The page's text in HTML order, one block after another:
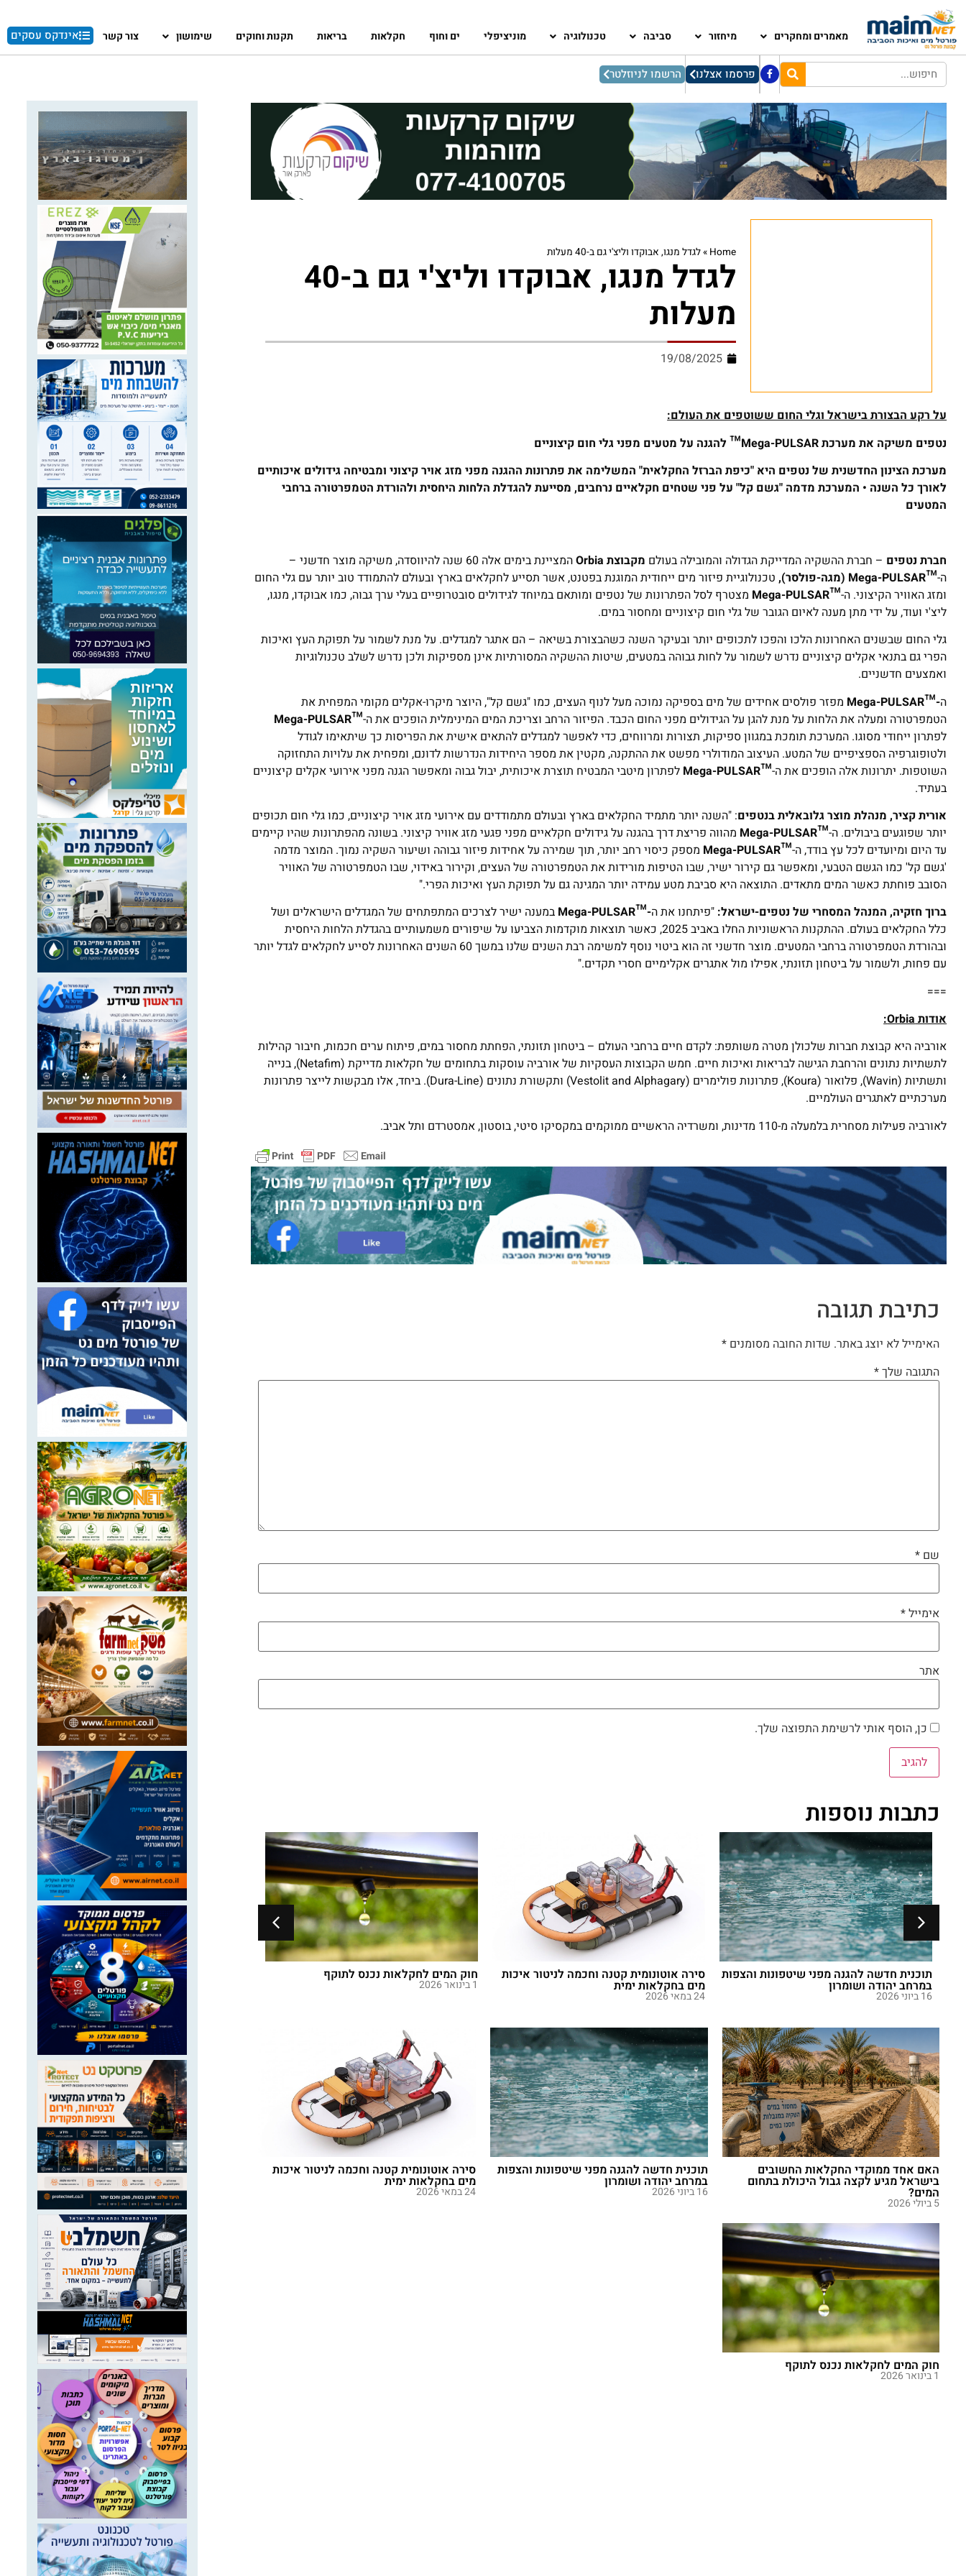
מאמרים ומחקרים מיחזור סביבה טכנולוגיה מוניציפלי ים וחוף חקלאות בריאות תקנות וחוקים שימושון צור קשר אינדקס עסקים
פרסמו אצלנו הרשמו לניוזלטר
Home
»לגדל מנגו, אבוקדו וליצ'י גם ב-40 מעלות
לגדל מנגו, אבוקדו וליצ'י גם ב-40
מעלות
19/08/2025
על רקע הבצורת בישראל וגלי החום ששוטפים את העולם:
נטפים משיקה את מערכתMega-PULSAR™
להגנה על מטעים מפני גלי חום קיצוניים
מערכת הצינון החדשנית של נטפים היא "כיפת הברזל החקלאית" המשלימה את פתרונות ההגנה מפני מזג אויר קיצוני ומבטיחה גידולים איכותיים
לאורך כל השנה • המערכת מדמה "גשם קל" על פני שטחים חקלאיים נרחבים, מסייעת להגדלת הלחות היחסית ולהורדת הטמפרטורה ברחבי
המטעים
חברת נטפים – חברת ההשקיה המדייקת הגדולה והמובילה בעולם מקבוצת Orbia
המציינת בימים אלה 60 שנה להיווסדה, משיקה מוצר חדשני –
ה-™
Mega-PULSAR (מגה-פולסר), טכנולוגיית פיזור מים ייחודית המוגנת בפטנט, אשר תסייע לחקלאים בארץ ובעולם להתמודד טוב יותר עם גלי החום
ומזג האוויר הקיצוני. ה-™
Mega-PULSAR מצטרף לסל הפתרונות של נטפים ומותאם במיוחד לגידולים סובטרופיים בעלי ערך גבוה, כמו אבוקדו, מנגו,
ליצ'י ועוד, על ידי מתן מענה לאיום הגובר של גלי חום קיצוניים ומחסור במים.
גלי החום שבשנים האחרונות הלכו והפכו לתכופים יותר ובעיקר השנה כשהבצורת בשיאה – הם אתגר למגדלים. על מנת לשמור על תפוקת העץ ואיכות
הפרי גם בתנאי אקלים קיצוניים נדרש לשמור על לחות גבוהה במטעים, שיטות ההשקיה המסורתיות אינן מספיקות ולכן נדרש לשלב טכנולוגיות
ואמצעים חדשניים.
ה-™
Mega-PULSAR מפזר פולסים אחידים של מים בספיקה נמוכה מעל לנוף העצים, כמו "גשם קל", היוצר מיקרו-אקלים מקומי המפחית את
הטמפרטורה ומעלה את הלחות על מנת להגן על הגידולים מפני החום הכבד. הפיזור הרחב וצריכת המים המינימלית הופכים את ה-™
Mega-PULSAR
לפתרון ייחודי מסוגו. המערכת תומכת במגוון ספיקות, תצורות ומרווחים, כדי לאפשר למגדלים להתאים אישית את הפריסות כך שיתאימו לגודל
ולטופוגרפיה הספציפיים של המטע. העיצוב המודולרי מפשט את ההתקנה, מקטין את מספר היחידות הנדרשות לדונם, ומפחית את עלויות התחזוקה
השוטפות. יתרונות אלה הופכים את ה-™
Mega-PULSAR לפתרון מיטבי המבטיח תוצרת איכותית, יבול גבוה ומאפשר הגנה מפני אירועי אקלים קיצוניים
בעתיד.
אורית קציר, מנהלת מוצר גלובאלית בנטפים: "השנה יותר מתמיד החקלאים בארץ ובעולם מתמודדים עם אירועי מזג אויר קיצוניים, כמו גלי חום תכופים
יותר שפוגעים ביבולים. ה-™
Mega-PULSAR מהווה פריצת דרך בהגנה על גידולים חקלאיים מפני פגעי מזג אוויר קיצוני. בשונה מהפתרונות שהיו קיימים
עד היום ומיועדים לכל עץ בודד, ה-™
Mega-PULSAR מספק כיסוי רחב יותר, תוך שמירה על אחידות פיזור גבוהה ושיעור השקיה נמוך. המוצר מדמה
'גשם קל' כמו הגשם הטבעי, ומאפשר גם קירור ישיר, שבו הטיפות מורידות את הטמפרטורה של העצים, וקירור באידוי, שבו הטמפרטורה של האוויר
הסובב פוחתת כאשר המים מתאדים. התוצאה היא סביבת מטע עמידה יותר המגינה גם על תפוקת העץ ואיכות הפרי."
ברוך חזקיה, המנהל המסחרי של נטפים-ישראל: "פיתחנו את ה-™
Mega-PULSAR במענה ישיר לצרכים המתפתחים של המגדלים הישראלים ושל
כלל החקלאים בעולם. ההתקנות הראשוניות החלו באביב 2025, כאשר תוצאות מוקדמות הצביעו על שיפורים משמעותיים בהגדלת הלחות היחסית
ובהורדת הטמפרטורה ברחבי המטעים. מוצר חדשני זה הוא ביטוי נוסף למשימה רבת השנים שלנו במשך 60 השנים האחרונות לסייע לחקלאים לגדל יותר
עם פחות, ולשמור על ביטחון תזונתי, אפילו מול אתגרים אקלימיים חסרי תקדים."
===
אודותOrbia
:
אורביה היא קבוצת חברות שלכולן מטרה משותפת: לקדם חיים ברחבי העולם – ביטחון תזונתי, הפחתת מחסור במים, פיתוח ערים חכמות, חיבור קהילות
לתשתיות נתונים והרחבת הגישה לבריאות ואיכות חיים. חמש הקבוצות העסקיות של אורביה עוסקות בתחומים של חקלאות מדייקת (Netafim), בנייה
ותשתיות (Wavin), פלואור (Koura), פתרונות פולימרים (Vestolit and Alphagary) ותקשורת נתונים (Dura-Line). ביחד, אלו מבקשות לייצר פתרונות
מערכתיים לאתגרים העולמיים.
לאורביה פעילות מסחרית בלמעלה מ-110 מדינות, ומשרדיה הראשיים ממוקמים במקסיקו סיטי, בוסטון, אמסטרדם ותל אביב.
כתיבת תגובה
האימייל לא יוצג באתר. שדות החובה מסומנים *
התגובה שלך*
שם *
אימייל*
אתר
כן, הוסף אותי לרשימת התפוצה שלך.
כתבות נוספות
תוכנית חדשה להגנה מפני שיטפונות והצפות
במרחב יהודה ושומרון
16 ביוני 2026
סירה אוטונומית קטנה וחכמה לניטור איכות
מים בחקלאות ימית
24 במאי 2026
חוק המים לחקלאות נכנס לתוקף
1 בינואר 2026
כיצד ניתן להגן על נחלים מזיהום שדות
האם אחד ממוקדי החקלאות החשובים
בישראל מגיע לקצה גבול היכולת בתחום
המים?
5 ביולי 2026
תוכנית חדשה להגנה מפני שיטפונות והצפות
במרחב יהודה ושומרון
16 ביוני 2026
סירה אוטונומית קטנה וחכמה לניטור איכות
מים בחקלאות ימית
24 במאי 2026
חוק המים לחקלאות נכנס לתוקף
1 בינואר 2026